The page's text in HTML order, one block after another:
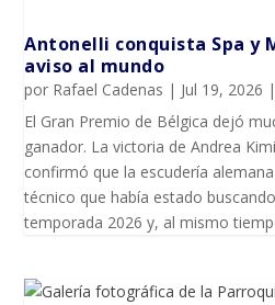
Antonelli conquista Spa y
aviso al mundo
por Rafael Cadenas | Jul 19, 2026 |
El Gran Premio de Bélgica dejó
ganador. La victoria de Andrea
confirmó que la escudería
técnico que había estado
temporada 2026 y, al mismo